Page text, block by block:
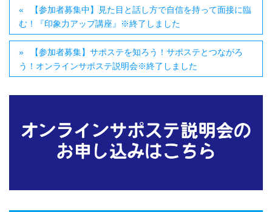
【参加者募集中】見た目と話し方で自信を持って面接に臨
む！『印象力アップ講座』※終了しました
【参加者募集】サポステを知ろう！サポステとつながろ
う！オンラインサポステ説明会※終了しました